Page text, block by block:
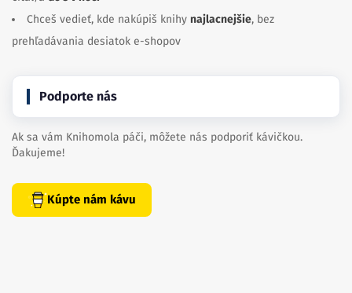
Chceš vedieť, kde nakúpiš knihy najlacnejšie, bez
prehľadávania desiatok e-shopov
Podporte nás
Ak sa vám Knihomola páči, môžete nás podporiť kávičkou.
Ďakujeme!
Kúpte nám kávu